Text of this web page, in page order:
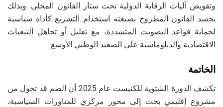
وتقويض آليات الرقابة الدولية تحت ستار القانون المحلي. وبذلك
يجسد القانون المطروح بصيغته استخدام التشريع كأداة سياسية
لحماية قواعد التصويت المتشددة، مع تقليل أو تجاهل التبعيات
الاقتصادية والدبلوماسية على الصعيد الوطني الأوسع.
الخاتمة
تكشف الدورة الشتوية للكنيست عام 2025 أن الضم قد تحول من
مشروع إقليمي بحت إلى محور مركزي للمناورات السياسية،